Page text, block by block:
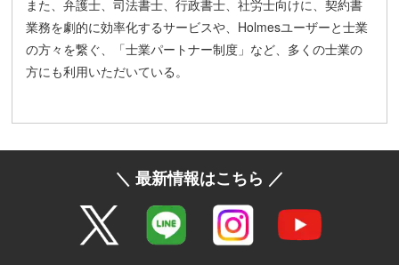
また、弁護士、司法書士、行政書士、社労士向けに、契約書
業務を劇的に効率化するサービスや、Holmesユーザーと士業
の方々を繋ぐ、「士業パートナー制度」など、多くの士業の
方にも利用いただいている。
＼ 最新情報はこちら ／